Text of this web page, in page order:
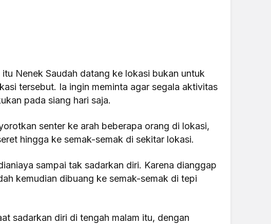
Nenek Saudah datang ke lokasi bukan untuk
tersebut. Ia ingin meminta agar segala aktivitas
pada siang hari saja.
senter ke arah beberapa orang di lokasi,
hingga ke semak-semak di sekitar lokasi.
sampai tak sadarkan diri. Karena dianggap
kemudian dibuang ke semak-semak di tepi
sadarkan diri di tengah malam itu, dengan